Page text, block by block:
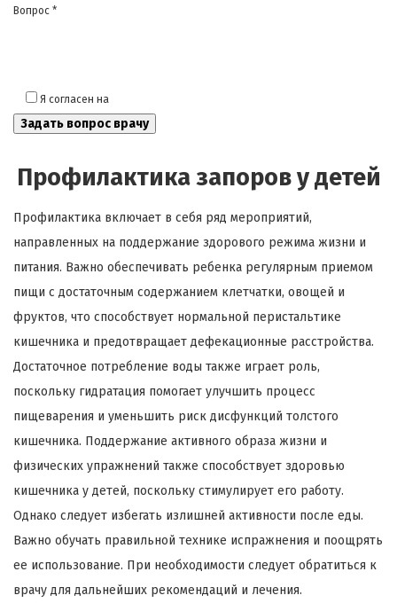
Вопрос *
Я согласен на
Профилактика запоров у детей
Профилактика включает в себя ряд мероприятий,
направленных на поддержание здорового режима жизни и
питания. Важно обеспечивать ребенка регулярным приемом
пищи с достаточным содержанием клетчатки, овощей и
фруктов, что способствует нормальной перистальтике
кишечника и предотвращает дефекационные расстройства.
Достаточное потребление воды также играет роль,
поскольку гидратация помогает улучшить процесс
пищеварения и уменьшить риск дисфункций толстого
кишечника. Поддержание активного образа жизни и
физических упражнений также способствует здоровью
кишечника у детей, поскольку стимулирует его работу.
Однако следует избегать излишней активности после еды.
Важно обучать правильной технике испражнения и поощрять
ее использование. При необходимости следует обратиться к
врачу для дальнейших рекомендаций и лечения.